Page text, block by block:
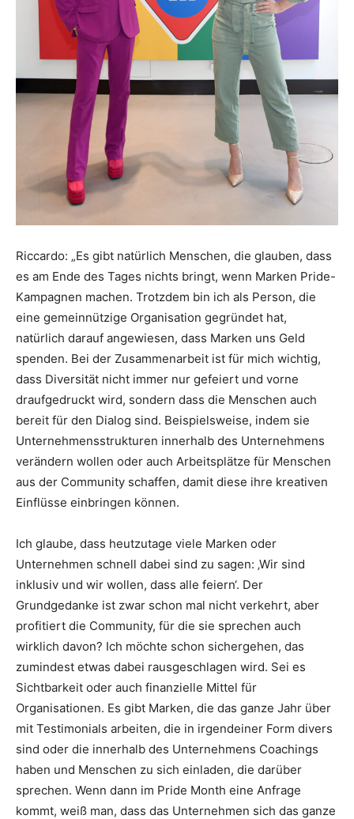
Riccardo: „Es gibt natürlich Menschen, die glauben, dass
es am Ende des Tages nichts bringt, wenn Marken Pride-
Kampagnen machen. Trotzdem bin ich als Person, die
eine gemeinnützige Organisation gegründet hat,
natürlich darauf angewiesen, dass Marken uns Geld
spenden. Bei der Zusammenarbeit ist für mich wichtig,
dass Diversität nicht immer nur gefeiert und vorne
draufgedruckt wird, sondern dass die Menschen auch
bereit für den Dialog sind. Beispielsweise, indem sie
Unternehmensstrukturen innerhalb des Unternehmens
verändern wollen oder auch Arbeitsplätze für Menschen
aus der Community schaffen, damit diese ihre kreativen
Einflüsse einbringen können.
Ich glaube, dass heutzutage viele Marken oder
Unternehmen schnell dabei sind zu sagen: ‚Wir sind
inklusiv und wir wollen, dass alle feiern‘. Der
Grundgedanke ist zwar schon mal nicht verkehrt, aber
profitiert die Community, für die sie sprechen auch
wirklich davon? Ich möchte schon sichergehen, das
zumindest etwas dabei rausgeschlagen wird. Sei es
Sichtbarkeit oder auch finanzielle Mittel für
Organisationen. Es gibt Marken, die das ganze Jahr über
mit Testimonials arbeiten, die in irgendeiner Form divers
sind oder die innerhalb des Unternehmens Coachings
haben und Menschen zu sich einladen, die darüber
sprechen. Wenn dann im Pride Month eine Anfrage
kommt, weiß man, dass das Unternehmen sich das ganze